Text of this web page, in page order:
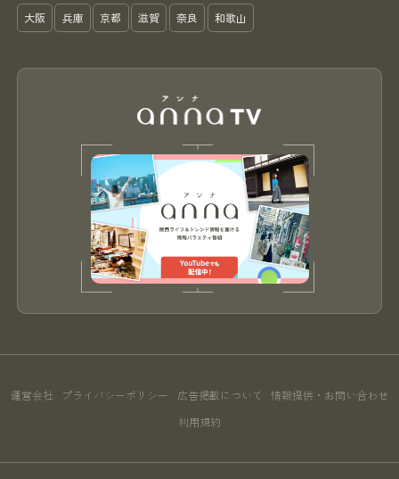
大阪 兵庫 京都 滋賀 奈良 和歌山
運営会社 プライバシーポリシー 広告掲載について 情報提供・お問い合わせ
利用規約